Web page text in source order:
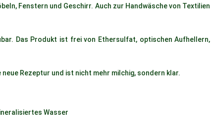
Fenstern und Geschirr. Auch zur Handwäsche von Textilien
Das Produkt ist frei von Ethersulfat, optischen Aufhellern,
Rezeptur und ist nicht mehr milchig, sondern klar.
Wasser